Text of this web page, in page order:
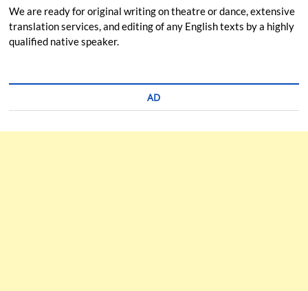
We are ready for original writing on theatre or dance, extensive
translation services, and editing of any English texts by a highly
qualified native speaker.
AD